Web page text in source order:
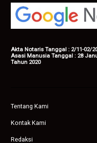
Akta Notaris Tanggal : 2/11-02/
Asasi Manusia Tanggal : 28
Tahun 2020
Tentang Kami
Kontak Kami
Redaksi